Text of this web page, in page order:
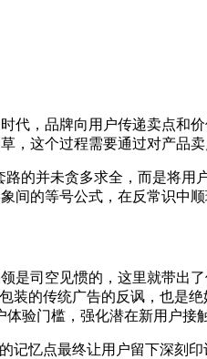
代，品牌向用户传递卖点和
，这个过程需要通过对产品
的并未贪多求全，而是将
间的等号公式，在反常识中
是司空见惯的，这里就带出
装的传统广告的反讽，也是
验门槛，强化潜在新用户接
记忆点最终让用户留下深刻